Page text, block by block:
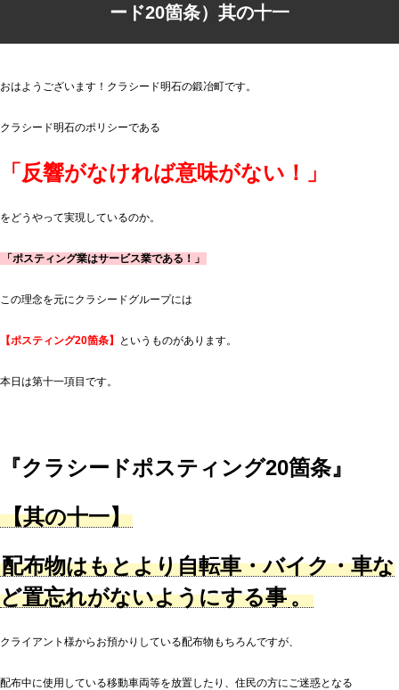
ード20箇条）其の十一
おはようございます！クラシード明石の鍛冶町です。
クラシード明石のポリシーである
「反響がなければ意味がない！」
をどうやって実現しているのか。
「ポスティング業はサービス業である！」
この理念を元にクラシードグループには
【ポスティング20箇条】 というものがあります。
本日は第十一項目です。
『クラシードポスティング20箇条』
【其の十一】
配布物はもとより自転車・バイク・車な
ど置忘れがないようにする事。
クライアント様からお預かりしている配布物もちろんですが、
配布中に使用している移動車両等を放置したり、住民の方にご迷惑となる